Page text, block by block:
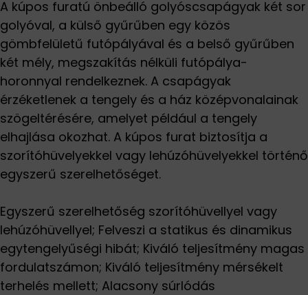
A kúpos furatú önbeálló golyóscsapágyak két sor
golyóval, a külső gyűrűben egy közös
gömbfelületű futópályával és a belső gyűrűben
két mély, megszakítás nélküli futópálya-
horonnyal rendelkeznek. A csapágyak
érzéketlenek a tengely és a ház középvonalainak
szögeltérésére, amelyet például a tengely
elhajlása okozhat. A kúpos furat biztosítja a
szorítóhüvelyekkel vagy lehúzóhüvelyekkel történő
egyszerű szerelhetőséget.
Egyszerű szerelhetőség szorítóhüvellyel vagy
lehúzóhüvellyel; Felveszi a statikus és dinamikus
egytengelyűségi hibát; Kiváló teljesítmény magas
fordulatszámon; Kiváló teljesítmény mérsékelt
terhelés mellett; Alacsony súrlódás